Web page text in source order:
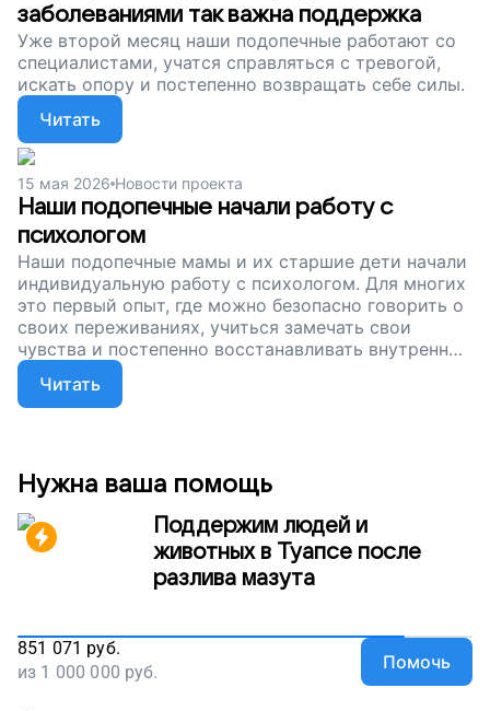
заболеваниями так важна поддержка
Уже второй месяц наши подопечные работают со
специалистами, учатся справляться с тревогой,
искать опору и постепенно возвращать себе силы.
Читать
15 мая 2026 Новости проекта
Наши подопечные начали работу с
психологом
Наши подопечные мамы и их старшие дети начали
индивидуальную работу с психологом. Для многих
это первый опыт, где можно безопасно говорить о
своих переживаниях, учиться замечать свои
чувства и постепенно восстанавливать внутренние
опоры.
Читать
Нужна ваша помощь
Поддержим людей и
животных в Туапсе после
разлива мазута
851 071 руб.
из 1 000 000 руб. Помочь